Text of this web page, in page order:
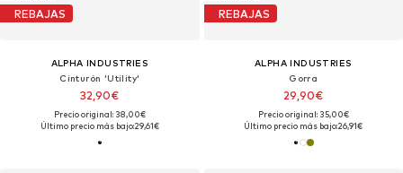
REBAJAS
ALPHA INDUSTRIES
Cinturón 'Utility'
32,90€
Precio original: 38,00€
Último precio más bajo:29,61€
REBAJAS
ALPHA INDUSTRIES
Gorra
29,90€
Precio original: 35,00€
Último precio más bajo:26,91€